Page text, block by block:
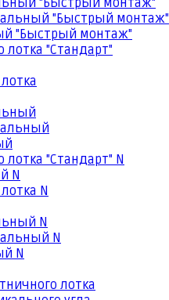
"Быстрый монтаж"
"Быстрый монтаж"
"Быстрый монтаж"
"Стандарт"
"Стандарт" N
N
N
N
N
N
лотка